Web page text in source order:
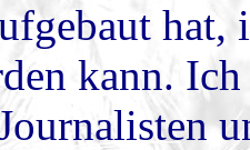
hat,
kann.